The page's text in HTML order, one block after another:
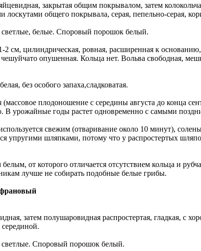
закрытая общим покрывалом, затем
общего покрывала, серая, пепельно-серая,
белые. Споровый порошок белый.
см, цилиндрическая, ровная, расширенная к
опушенная. Кольца нет. Вольва свободная,
без особого запаха,сладковатая.
плодоношение с середины августа до конца
В урожайные годы растет одновременно с самыми
свежим (отваривание около 10 минут),
упругими шляпками, потому что у распростертых
от которого отличается отсутствием кольца и
лучше не собирать подобные белые грибы.
затем полушаровидная распростертая, гладкая, с
Споровый порошок белый.